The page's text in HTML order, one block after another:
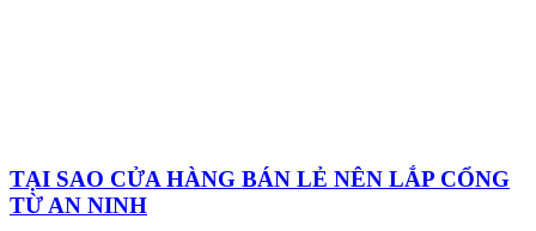
TẠI SAO CỬA HÀNG BÁN LẺ NÊN LẮP CỔNG
TỪ AN NINH